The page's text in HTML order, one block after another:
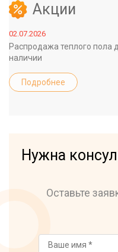
Акции
02.07.2026
Распродажа теплого пола
наличии
Подробнее
Нужна
Оставьте